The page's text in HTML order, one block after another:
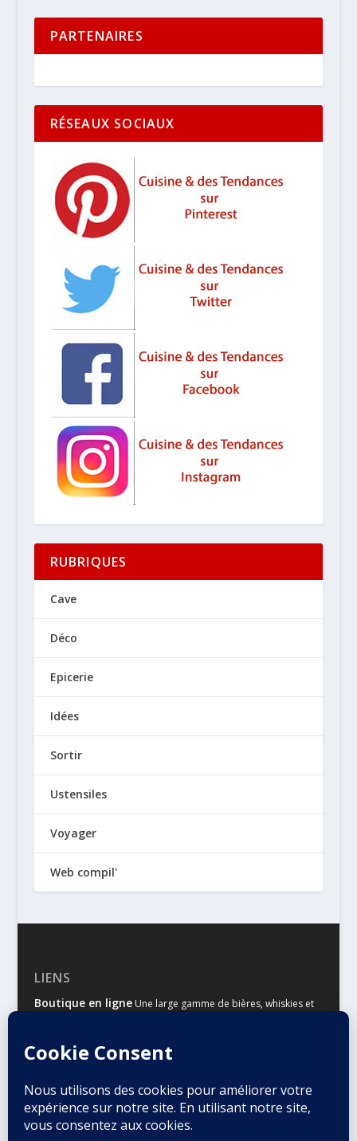
PARTENAIRES
RÉSEAUX SOCIAUX
RUBRIQUES
Cave
Déco
Epicerie
Idées
Sortir
Ustensiles
Voyager
Web compil'
LIENS
Boutique en ligneUne large gamme de bières, whiskies et
Malts & HoublonsLe site d’information des amateurs de